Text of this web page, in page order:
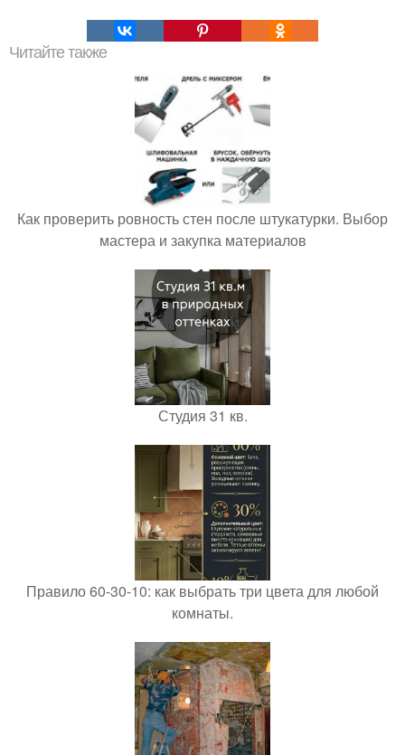
Читайте также
Как проверить ровность стен после штукатурки. Выбор
мастера и закупка материалов
Студия 31 кв.
Правило 60-30-10: как выбрать три цвета для любой
комнаты.